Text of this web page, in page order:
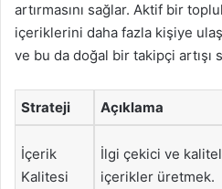
artırmasını sağlar. Aktif bir
içeriklerini daha fazla kişiye
ve bu da doğal bir takipçi artışı
Strateji Açıklama
İçerik
Kalitesi
İlgi çekici ve
içerikler üretmek.